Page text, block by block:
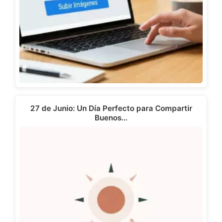
27 de Junio: Un Día Perfecto para Compartir
Buenos…